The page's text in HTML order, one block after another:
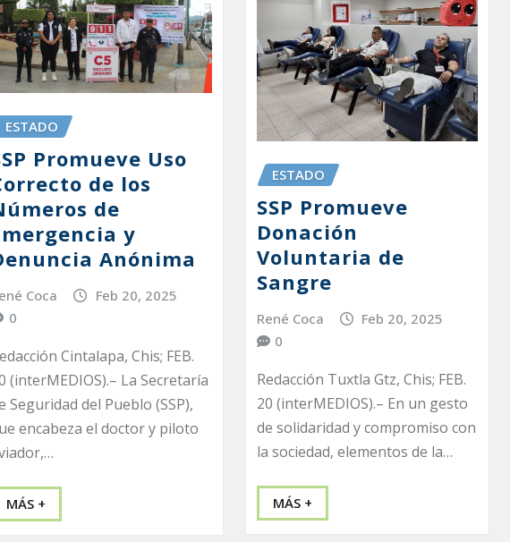
ESTADO
Promueve Uso
de los
de
y
Anónima
Coca
Feb 20, 2025
0
Cintalapa, Chis; FEB.
(interMEDIOS).– La Secretaría
Seguridad del Pueblo (SSP),
encabeza el doctor y piloto
MÁS +
ESTADO
SSP Promueve
Donación
Voluntaria de
Sangre
René Coca
Feb 20, 2025
0
Redacción Tuxtla Gtz, Chis; FEB.
20 (interMEDIOS).– En un gesto
de solidaridad y compromiso con
la sociedad, elementos de la…
MÁS +